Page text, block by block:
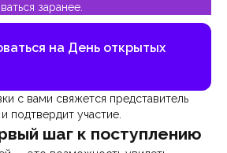
заранее.
на День открытых
с вами свяжется представитель
подтвердит участие.
шаг к поступлению